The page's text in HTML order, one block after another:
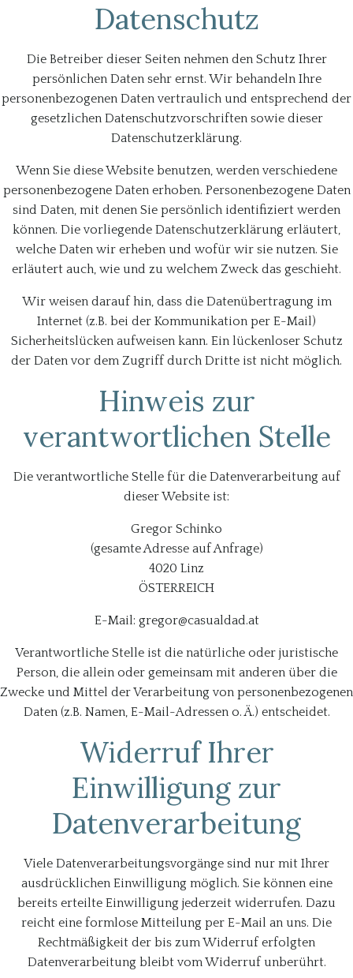
Datenschutz
Die Betreiber dieser Seiten nehmen den Schutz Ihrer
persönlichen Daten sehr ernst. Wir behandeln Ihre
personenbezogenen Daten vertraulich und entsprechend der
gesetzlichen Datenschutzvorschriften sowie dieser
Datenschutzerklärung.
Wenn Sie diese Website benutzen, werden verschiedene
personenbezogene Daten erhoben. Personenbezogene Daten
sind Daten, mit denen Sie persönlich identifiziert werden
können. Die vorliegende Datenschutzerklärung erläutert,
welche Daten wir erheben und wofür wir sie nutzen. Sie
erläutert auch, wie und zu welchem Zweck das geschieht.
Wir weisen darauf hin, dass die Datenübertragung im
Internet (z.B. bei der Kommunikation per E-Mail)
Sicherheitslücken aufweisen kann. Ein lückenloser Schutz
der Daten vor dem Zugriff durch Dritte ist nicht möglich.
Hinweis zur
verantwortlichen Stelle
Die verantwortliche Stelle für die Datenverarbeitung auf
dieser Website ist:
Gregor Schinko
(gesamte Adresse auf Anfrage)
4020 Linz
ÖSTERREICH
E-Mail: gregor@casualdad.at
Verantwortliche Stelle ist die natürliche oder juristische
Person, die allein oder gemeinsam mit anderen über die
Zwecke und Mittel der Verarbeitung von personenbezogenen
Daten (z.B. Namen, E-Mail-Adressen o. Ä.) entscheidet.
Widerruf Ihrer
Einwilligung zur
Datenverarbeitung
Viele Datenverarbeitungsvorgänge sind nur mit Ihrer
ausdrücklichen Einwilligung möglich. Sie können eine
bereits erteilte Einwilligung jederzeit widerrufen. Dazu
reicht eine formlose Mitteilung per E-Mail an uns. Die
Rechtmäßigkeit der bis zum Widerruf erfolgten
Datenverarbeitung bleibt vom Widerruf unberührt.